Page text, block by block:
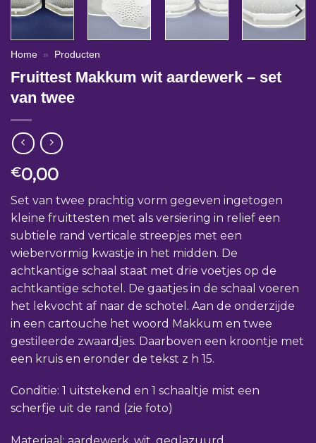
Home » Producten
Fruittest Makkum wit aardewerk – set
van twee
€0,00
Set van twee prachtig vorm gegeven ingetogen
kleine fruittesten met als versiering in relief een
subtiele rand verticale streepjes met een
wiebervormig kwastje in het midden. De
achtkantige schaal staat met drie voetjes op de
achtkantige schotel. De gaatjes in de schaal voeren
het lekvocht af naar de schotel. Aan de onderzijde
in een cartouche het woord Makkum en twee
gestileerde zwaardjes. Daarboven een kroontje met
een kruis en eronder de tekst z h 15.
Conditie: 1 uitstekend en 1 schaaltje mist een
scherfje uit de rand (zie foto)